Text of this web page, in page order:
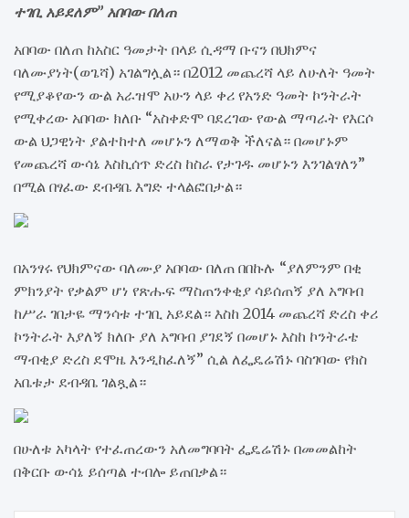
ተገቢ አይደለም” አበባው በለጠ
አበባው በለጠ ከአስር ዓመታት በላይ ሲዳማ ቡናን በህክምና
ባለሙያነት(ወጌሻ) አገልግሏል። በ2012 መጨረሻ ላይ ለሁለት ዓመት
የሚያቆየውን ውል አራዝሞ አሁን ላይ ቀሪ የአንድ ዓመት ኮንትራት
የሚቀረው አበባው ክለቡ “አስቀድሞ ባደረገው የውል ማጣራት የእርሶ
ውል ህጋዊነት ያልተከተለ መሆኑን ለማወቅ ችለናል። በመሆኑም
የመጨረሻ ውሳኔ እስኪሰጥ ድረስ ከስራ የታገዱ መሆኑን እንገልፃለን”
በሚል በፃፈው ደብዳቤ እግድ ተላልፎበታል።
በአንፃሩ የህክምናው ባለሙያ አበባው በለጠ በበኩሉ “ያለምንም በቂ
ምክንያት የቃልም ሆነ የጽሑፍ ማስጠንቀቂያ ሳይሰጠኝ ያለ አግባብ
ከሥራ ገበታዬ ማንሳቱ ተገቢ አይደል። እስከ 2014 መጨረሻ ድረስ ቀሪ
ኮንትራት እያለኝ ክለቡ ያለ አግባብ ያገደኝ በመሆኑ እስከ ኮንትራቴ
ማብቂያ ድረስ ደሞዜ እንዲከፈለኝ” ሲል ለፌዴሬሽኑ ባስገባው የክስ
አቤቱታ ደብዳቤ ገልጿል።
በሁለቱ አካላት የተፈጠረውን አለመግባባት ፌዴሬሽኑ በመመልከት
በቅርቡ ውሳኔ ይሰጣል ተብሎ ይጠበቃል።